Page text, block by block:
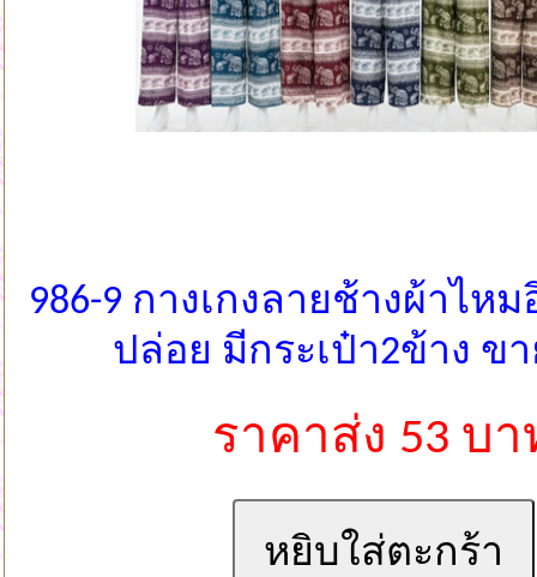
986-9 กางเกงลายช้างผ้าไห
ปล่อย มีกระเป๋า2ข้าง ข
ราคาส่ง 53 บา